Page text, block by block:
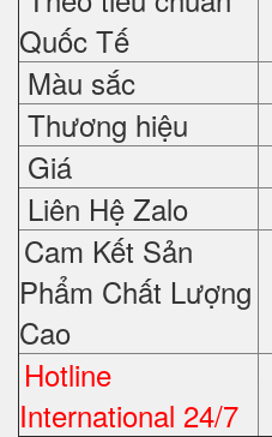
Quốc Tế
Màu sắc
Thương hiệu
Giá
Liên Hệ Zalo
Cam Kết Sản
Phẩm Chất Lượng
Cao
Hotline
International 24/7